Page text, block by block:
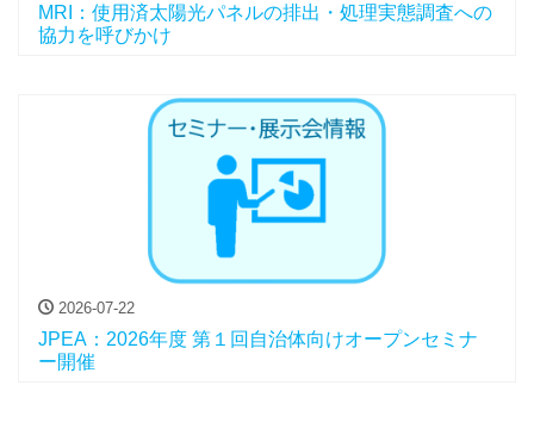
MRI：使用済太陽光パネルの排出・処理実態調査への
協力を呼びかけ
2026-07-22
JPEA：2026年度 第１回自治体向けオープンセミナ
ー開催